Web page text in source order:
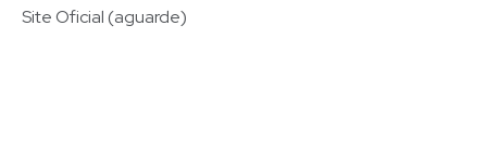
Site Oficial (aguarde)